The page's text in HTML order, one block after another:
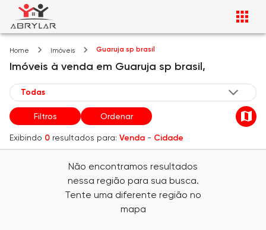
Home Imóveis Guaruja sp brasil
Imóveis à venda em Guaruja sp brasil,
Filtros Ordenar
Exibindo 0 resultados para: Venda - Cidade
Não encontramos resultados
nessa região para sua busca.
Tente uma diferente região no
mapa